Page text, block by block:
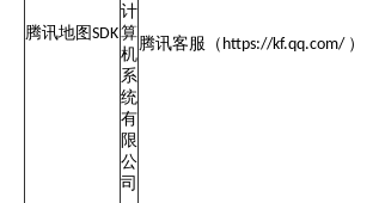
腾讯地图 SDK
计
算
机
系
统
有
限
公
司
腾讯客服（ https://kf.qq.com/ ）